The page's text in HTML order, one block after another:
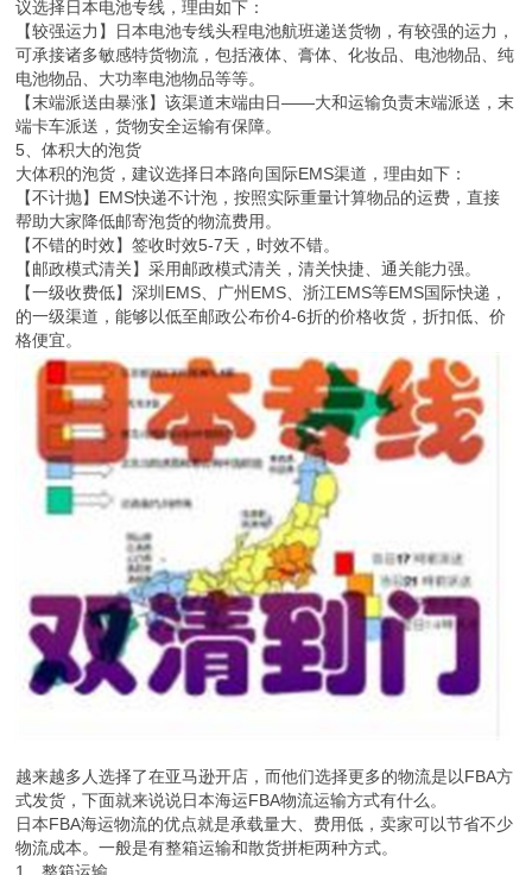
议选择日本电池专线，理由如下：
【较强运力】日本电池专线头程电池航班递送货物，有较强的运力，
可承接诸多敏感特货物流，包括液体、膏体、化妆品、电池物品、纯
电池物品、大功率电池物品等等。
【末端派送由暴涨】该渠道末端由日——大和运输负责末端派送，末
端卡车派送，货物安全运输有保障。
5、体积大的泡货
大体积的泡货，建议选择日本路向国际EMS渠道，理由如下：
【不计抛】EMS快递不计泡，按照实际重量计算物品的运费，直接
帮助大家降低邮寄泡货的物流费用。
【不错的时效】签收时效5-7天，时效不错。
【邮政模式清关】采用邮政模式清关，清关快捷、通关能力强。
【一级收费低】深圳EMS、广州EMS、浙江EMS等EMS国际快递，
的一级渠道，能够以低至邮政公布价4-6折的价格收货，折扣低、价
格便宜。
越来越多人选择了在亚马逊开店，而他们选择更多的物流是以FBA方
式发货，下面就来说说日本海运FBA物流运输方式有什么。
日本FBA海运物流的优点就是承载量大、费用低，卖家可以节省不少
物流成本。一般是有整箱运输和散货拼柜两种方式。